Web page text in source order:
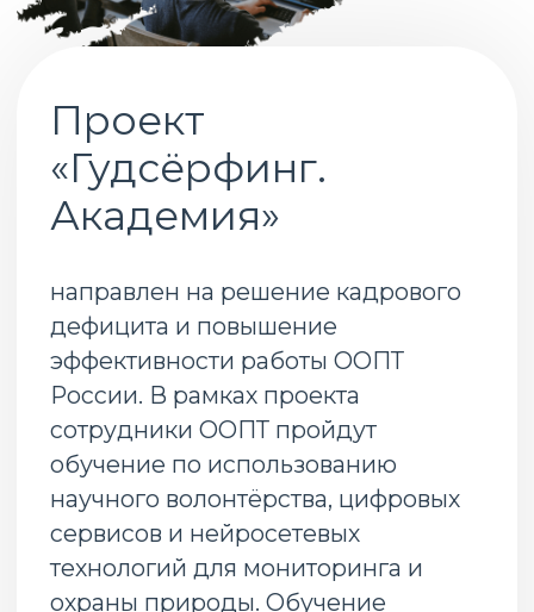
обучение по использованию
научного волонтёрства, цифровых
охраны природы. Обучение
включает в себя онлайн-курс и
очные проектные школы, по итогам
которых будет реализовано 5
лучших проектов.
Онлайн-курс
Курс знакомит с основами научного
волонтёрства (citizen science) в
природоохранной сфере. Слушатели
узнают, как участвовать в сборе и
обработке данных для защиты природы,
пользоваться цифровыми
инструментами, какие проекты научного
волонтёрства существуют в России, как